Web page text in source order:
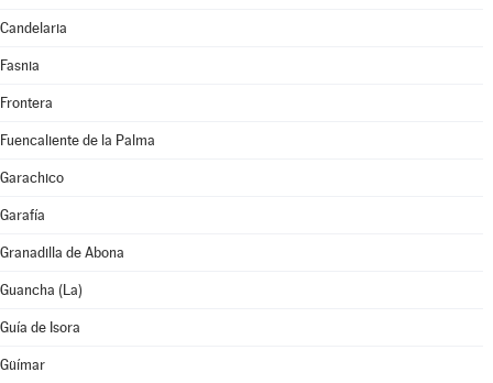
Candelaria
Fasnia
Frontera
Fuencaliente de la Palma
Garachico
Garafía
Granadilla de Abona
Guancha (La)
Guía de Isora
Güímar